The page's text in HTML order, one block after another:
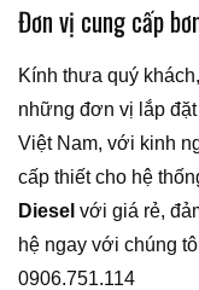
Đơn vị cung cấp
Kính thưa quý
những đơn vị lắp
Việt Nam, với kinh
cấp thiết cho hệ
Diesel với giá rẻ,
hệ ngay với chúng
0906.751.114